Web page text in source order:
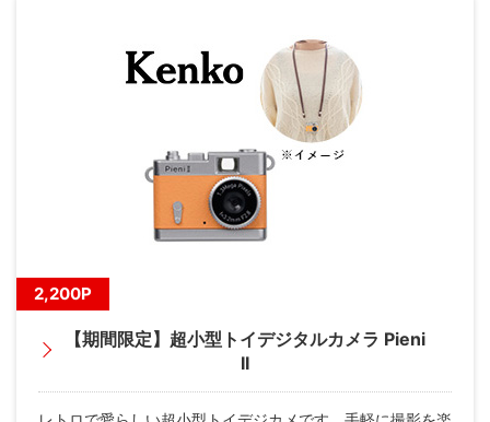
2,200P
【期間限定】超小型トイデジタルカメラ Pieni
II